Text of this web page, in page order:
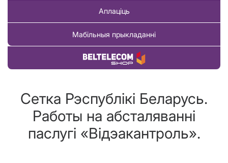
Аплаціць
Мабільныя прыкладанні
Купіць тавар
Сетка Рэспублiкi Беларусь.
Работы на абсталяваннi
паслугi «Вiдэакантроль».